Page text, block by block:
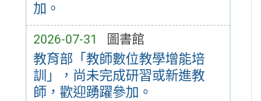
加。
2026-07-31 圖書館
教育部「教師數位教學增能培
訓」，尚未完成研習或新進教
師，歡迎踴躍參加。